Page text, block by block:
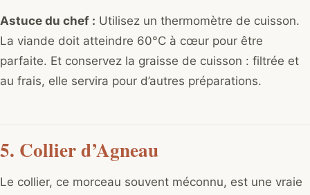
Astuce du chef : Utilisez un thermomètre de cuisson.
La viande doit atteindre 60°C à cœur pour être
parfaite. Et conservez la graisse de cuisson : filtrée et
au frais, elle servira pour d’autres préparations.
5. Collier d’Agneau
Le collier, ce morceau souvent méconnu, est une vraie